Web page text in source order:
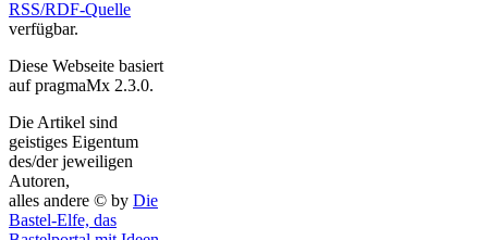
RSS/RDF-Quelle
verfügbar.
Diese Webseite basiert
auf pragmaMx 2.3.0.
Die Artikel sind
geistiges Eigentum
des/der jeweiligen
Autoren,
alles andere © by Die
Bastel-Elfe, das